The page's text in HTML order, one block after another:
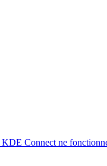
KDE Connect ne